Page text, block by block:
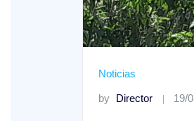
Noticias
by Director 19/